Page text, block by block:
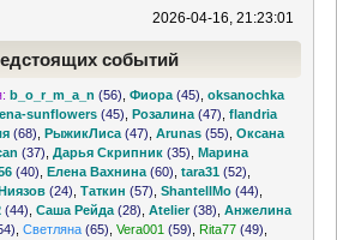
2026-04-16, 21:23:01
событий
b_o_r_m_a_n (56) ,Фиора (45) ,oksanochka
sunflowers (45) ,Розалина (47) ,flandria
(68) ,РыжикЛиса (47) ,Arunas (55) ,Оксана
(37) ,Дарья Скрипник (35) ,Марина
(40) ,Елена Вахнина (60) ,tara31 (52)
(24) ,Таткин (57) ,ShantellMo (44)
(44) ,Саша Рейда (28) ,Atelier(38) ,Анжелина
,Светляна (65) ,Vera001 (59) Rita77 (49)